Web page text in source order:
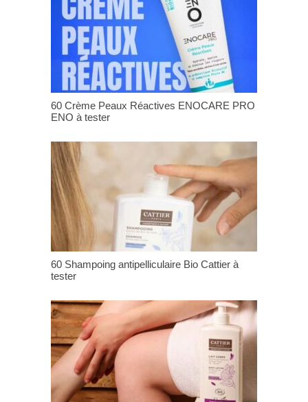
60 Crème Peaux Réactives ENOCARE PRO
ENO à tester
60 Shampoing antipelliculaire Bio Cattier à
tester